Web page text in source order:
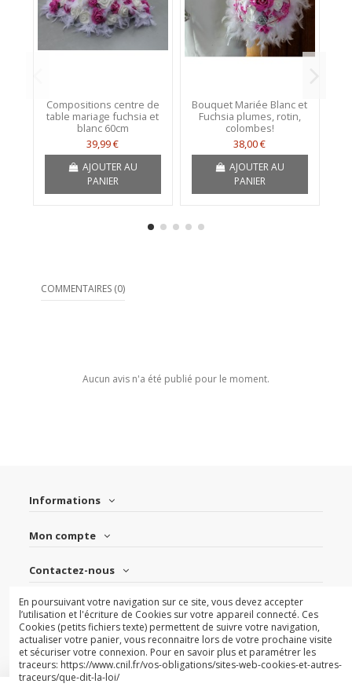
Compositions centre de
table mariage fuchsia et
blanc 60cm
39,99 €
AJOUTER AU
PANIER
Bouquet Mariée Blanc et
Fuchsia plumes, rotin,
colombes!
38,00 €
AJOUTER AU
PANIER
COMMENTAIRES (0)
Aucun avis n'a été publié pour le moment.
Informations
Mon compte
Contactez-nous
Suivez-nous
Newsletter
En poursuivant votre navigation sur ce site, vous devez accepter
l’utilisation et l'écriture de Cookies sur votre appareil connecté. Ces
Cookies (petits fichiers texte) permettent de suivre votre navigation,
actualiser votre panier, vous reconnaitre lors de votre prochaine visite
et sécuriser votre connexion. Pour en savoir plus et paramétrer les
traceurs: https://www.cnil.fr/vos-obligations/sites-web-cookies-et-autres-
traceurs/que-dit-la-loi/